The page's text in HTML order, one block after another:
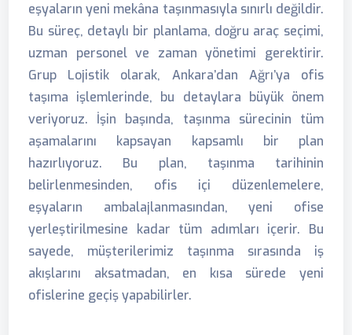
eşyaların yeni mekâna taşınmasıyla sınırlı değildir.
Bu süreç, detaylı bir planlama, doğru araç seçimi,
uzman personel ve zaman yönetimi gerektirir.
Grup Lojistik olarak, Ankara’dan Ağrı’ya ofis
taşıma işlemlerinde, bu detaylara büyük önem
veriyoruz. İşin başında, taşınma sürecinin tüm
aşamalarını kapsayan kapsamlı bir plan
hazırlıyoruz. Bu plan, taşınma tarihinin
belirlenmesinden, ofis içi düzenlemelere,
eşyaların ambalajlanmasından, yeni ofise
yerleştirilmesine kadar tüm adımları içerir. Bu
sayede, müşterilerimiz taşınma sırasında iş
akışlarını aksatmadan, en kısa sürede yeni
ofislerine geçiş yapabilirler.